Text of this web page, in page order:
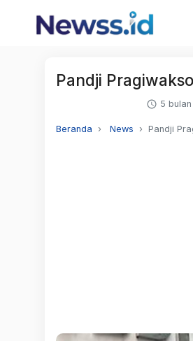
Pandji
5
Beranda News Pandji